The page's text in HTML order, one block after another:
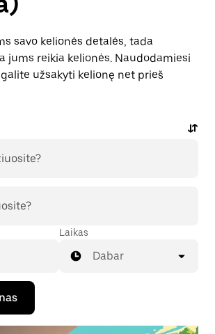
savo kelionės detalės, tada
jums reikia kelionės. Naudodamiesi
galite užsakyti kelionę net prieš
Laikas
Dabar